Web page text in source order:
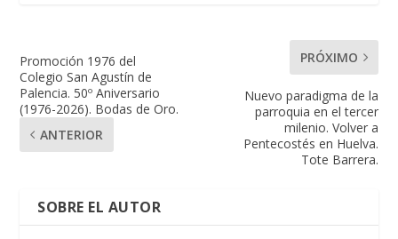
Promoción 1976 del
Colegio San Agustín de
Palencia. 50º Aniversario
(1976-2026). Bodas de Oro.
ANTERIOR
PRÓXIMO
Nuevo paradigma de la
parroquia en el tercer
milenio. Volver a
Pentecostés en Huelva.
Tote Barrera.
SOBRE EL AUTOR